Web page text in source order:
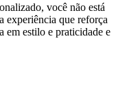
você não está
experiência que reforça
em estilo e praticidade e